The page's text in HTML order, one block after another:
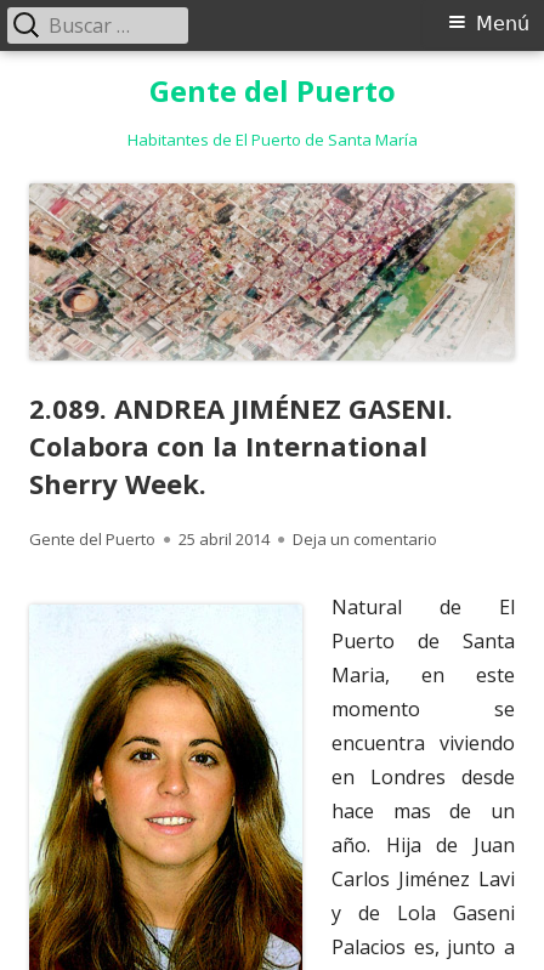
Gente del Puerto
Habitantes de El Puerto de Santa María
Menú
Menú
Buscar:
2.089. ANDREA JIMÉNEZ GASENI.
Colabora con la International
Sherry Week.
Autor
Gente del Puerto
Publicado
25 abril 2014 Deja un comentario
Natural de El
Puerto de Santa
Maria, en este
momento se
encuentra viviendo
en Londres desde
hace mas de un
año. Hija de Juan
Carlos Jiménez Lavi
y de Lola Gaseni
Palacios es, junto a